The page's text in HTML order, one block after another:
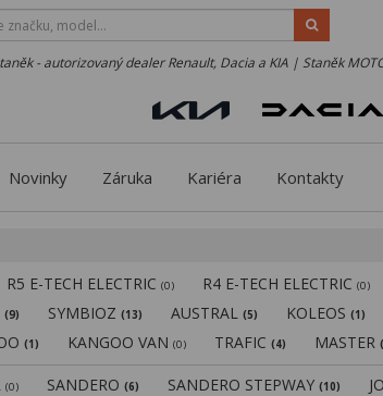
- autorizovaný dealer Renault, Dacia a KIA | Staněk
Novinky Záruka Kariéra Kontakty
R5 E-TECH ELECTRIC(0) R4 E-TECH ELECTRIC(0)
(9) SYMBIOZ(13) AUSTRAL(5) KOLEOS(1)
(1) KANGOO VAN(0) TRAFIC(4) MASTER
(0) SANDERO(6) SANDERO STEPWAY(10)